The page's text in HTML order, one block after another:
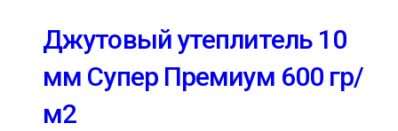
Джутовый утеплитель 10
мм Супер Премиум 600 гр/
м2